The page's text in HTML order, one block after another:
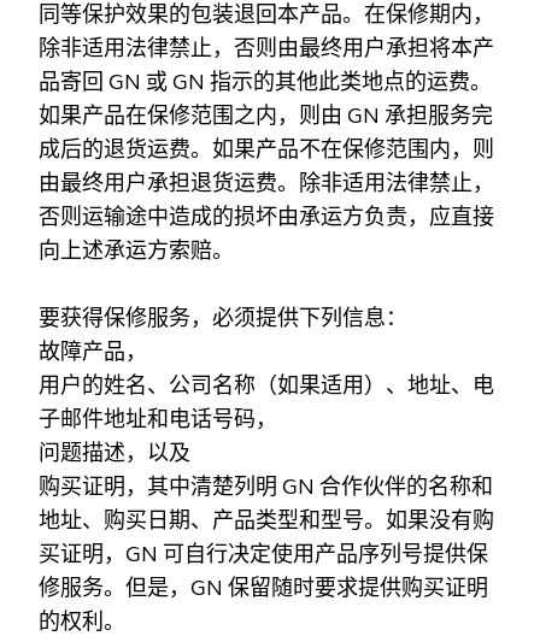
同等保护效果的包装退回本产品。在保修期内，
除非适用法律禁止，否则由最终用户承担将本产
品寄回 GN 或 GN 指示的其他此类地点的运费。
如果产品在保修范围之内，则由 GN 承担服务完
成后的退货运费。如果产品不在保修范围内，则
由最终用户承担退货运费。除非适用法律禁止，
否则运输途中造成的损坏由承运方负责，应直接
向上述承运方索赔。
要获得保修服务，必须提供下列信息：
故障产品，
用户的姓名、公司名称（如果适用）、地址、电
子邮件地址和电话号码，
问题描述，以及
购买证明，其中清楚列明 GN 合作伙伴的名称和
地址、购买日期、产品类型和型号。如果没有购
买证明，GN 可自行决定使用产品序列号提供保
修服务。但是，GN 保留随时要求提供购买证明
的权利。